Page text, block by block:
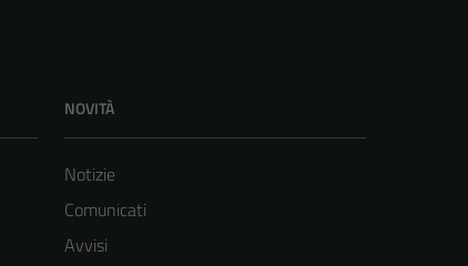
NOVITÀ
Notizie
Comunicati
Avvisi